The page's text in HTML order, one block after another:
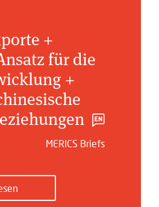
+
für die
+
MERICS Briefs